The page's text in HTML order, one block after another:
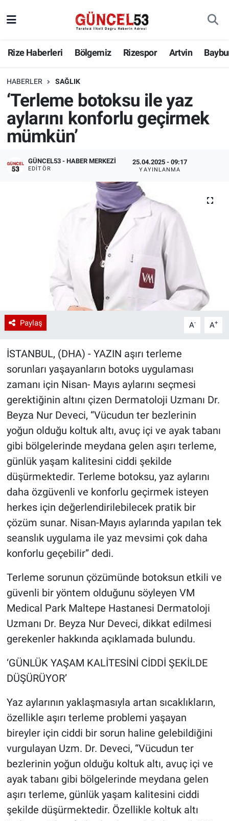
Rize Haberleri Bölgemiz Rizespor Artvin
HABERLER SAĞLIK
‘Terleme botoksu ile yaz
aylarını konforlu geçirmek
mümkün’
GÜNCEL53 - HABER MERKEZI
EDITÖR
25.04.2025 - 09:17
YAYINLANMA
Paylaş A- A+
İSTANBUL, (DHA) - YAZIN aşırı terleme
sorunları yaşayanların botoks uygulaması
zamanı için Nisan- Mayıs aylarını seçmesi
gerektiğinin altını çizen Dermatoloji Uzmanı Dr.
Beyza Nur Deveci, “Vücudun ter bezlerinin
yoğun olduğu koltuk altı, avuç içi ve ayak tabanı
gibi bölgelerinde meydana gelen aşırı terleme,
günlük yaşam kalitesini ciddi şekilde
düşürmektedir. Terleme botoksu, yaz aylarını
daha özgüvenli ve konforlu geçirmek isteyen
herkes için değerlendirilebilecek pratik bir
çözüm sunar. Nisan-Mayıs aylarında yapılan tek
seanslık uygulama ile yaz mevsimi çok daha
konforlu geçebilir” dedi.
Terleme sorunun çözümünde botoksun etkili ve
güvenli bir yöntem olduğunu söyleyen VM
Medical Park Maltepe Hastanesi Dermatoloji
Uzmanı Dr. Beyza Nur Deveci, dikkat edilmesi
gerekenler hakkında açıklamada bulundu.
‘GÜNLÜK YAŞAM KALİTESİNİ CİDDİ ŞEKİLDE
DÜŞÜRÜYOR’
Yaz aylarının yaklaşmasıyla artan sıcaklıkların,
özellikle aşırı terleme problemi yaşayan
bireyler için ciddi bir sorun haline gelebildiğini
vurgulayan Uzm. Dr. Deveci, “Vücudun ter
bezlerinin yoğun olduğu koltuk altı, avuç içi ve
ayak tabanı gibi bölgelerinde meydana gelen
aşırı terleme, günlük yaşam kalitesini ciddi
şekilde düşürmektedir. Özellikle koltuk altı